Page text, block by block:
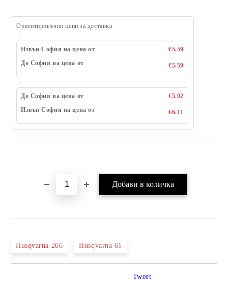
Ориентировъчни цени за доставка
Извън София на цена от
€5.59
До София на цена от
€5.59
До София на цена от
€5.92
Извън София на цена от
€6.11
Husqvarna 266 Husqvarna 61
Tweet